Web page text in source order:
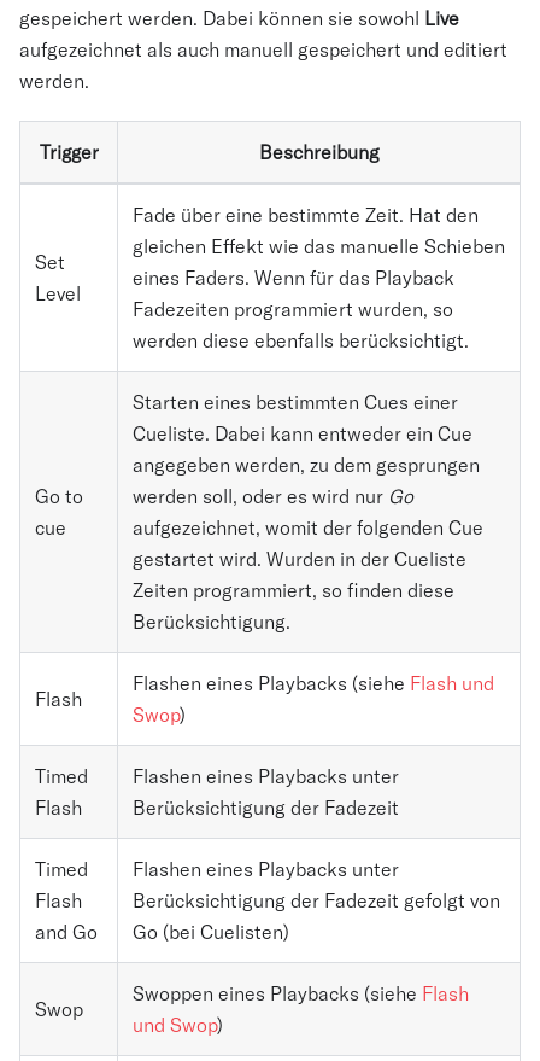
gespeichert werden. Dabei können sie sowohl Live
aufgezeichnet als auch manuell gespeichert und editiert
werden.
Trigger Beschreibung
Set
Level
Fade über eine bestimmte Zeit. Hat den
gleichen Effekt wie das manuelle Schieben
eines Faders. Wenn für das Playback
Fadezeiten programmiert wurden, so
werden diese ebenfalls berücksichtigt.
Go to
cue
Starten eines bestimmten Cues einer
Cueliste. Dabei kann entweder ein Cue
angegeben werden, zu dem gesprungen
werden soll, oder es wird nur Go
aufgezeichnet, womit der folgenden Cue
gestartet wird. Wurden in der Cueliste
Zeiten programmiert, so finden diese
Berücksichtigung.
Flash
Flashen eines Playbacks (siehe Flash und
Swop)
Timed
Flash
Flashen eines Playbacks unter
Berücksichtigung der Fadezeit
Timed
Flash
and Go
Flashen eines Playbacks unter
Berücksichtigung der Fadezeit gefolgt von
Go (bei Cuelisten)
Swop
Swoppen eines Playbacks (siehe Flash
und Swop)